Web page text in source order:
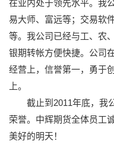
在业内处于领先水平。我
易大师、富远等；交易软
等。我公司已经与工、农
银期转帐方便快捷。公司
经营上，信誉第一，勇于
上。
截止到2011年底，我
荣誉。中辉期货全体员工
美好的明天！